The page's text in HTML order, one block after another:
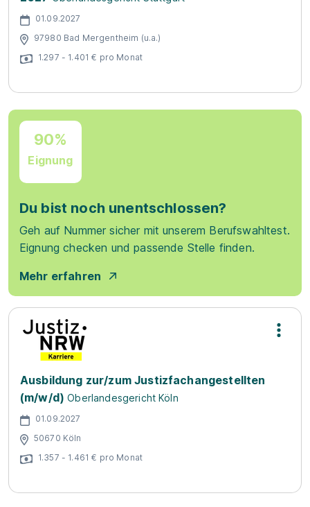
01.09.2027
97980 Bad Mergentheim (u.a.)
1.297 - 1.401 € pro Monat
90%
Eignung
Du bist noch unentschlossen?
Geh auf Nummer sicher mit unserem Berufswahltest.
Eignung checken und passende Stelle finden.
Mehr erfahren
Ausbildung zur/zum Justizfachangestellten
(m/w/d) Oberlandesgericht Köln
01.09.2027
50670 Köln
1.357 - 1.461 € pro Monat